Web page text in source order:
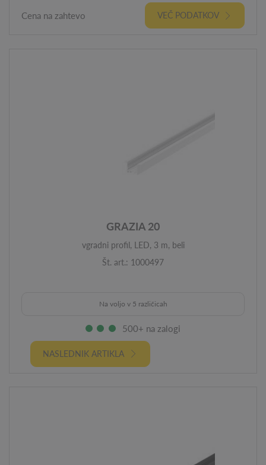
Cena na zahtevo VEČ PODATKOV
GRAZIA 20
vgradni profil, LED, 3 m, beli
Št. art.: 1000497
Na voljo v 5 različicah
500+ na zalogi
NASLEDNIK ARTIKLA